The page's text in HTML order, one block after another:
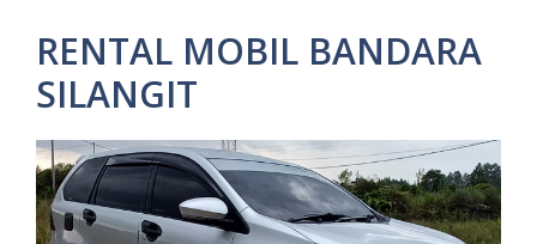
RENTAL MOBIL BANDARA
SILANGIT